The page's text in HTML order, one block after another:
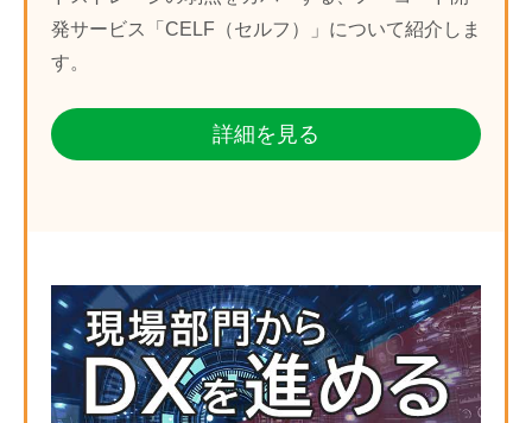
発サービス「CELF（セルフ）」について紹介しま
す。
詳細を見る